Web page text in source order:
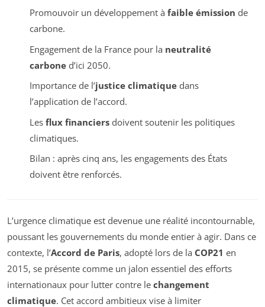
Promouvoir un développement à faible émission de
carbone.
Engagement de la France pour la neutralité
carboned’ici 2050.
Importance de l’justice climatiquedans
l’application de l’accord.
Les flux financiersdoivent soutenir les politiques
climatiques.
Bilan : après cinq ans, les engagements des États
doivent être renforcés.
L’urgence climatique est devenue une réalité incontournable,
poussant les gouvernements du monde entier à agir. Dans ce
contexte, l’Accord de Paris, adopté lors de la COP21 en
2015, se présente comme un jalon essentiel des efforts
internationaux pour lutter contre le changement
climatique. Cet accord ambitieux vise à limiter